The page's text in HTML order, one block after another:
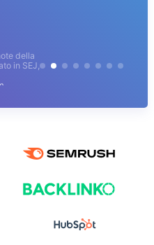
della
in SEJ,